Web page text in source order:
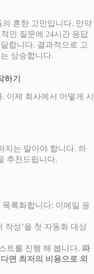
흔한 고민입니다. 만약
인 질문에 24시간 응답
합니다. 결과적으로 고
상승합니다.
기
이제 회사에서 어떻게 시
지는 말아야 합니다. 하
추천드립니다.
록화합니다: 이메일 응
작성’을 첫 자동화 대상
트를 진행 해 봅니다. 파
면 최저의 비용으로 외